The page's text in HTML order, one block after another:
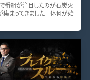
番組が注目したのが石炭火
まってきました一体何が始